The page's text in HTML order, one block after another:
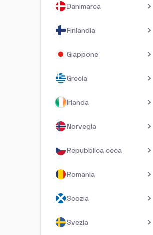
Danimarca
Finlandia
Giappone
Grecia
Irlanda
Norvegia
Repubblica ceca
Romania
Scozia
Svezia